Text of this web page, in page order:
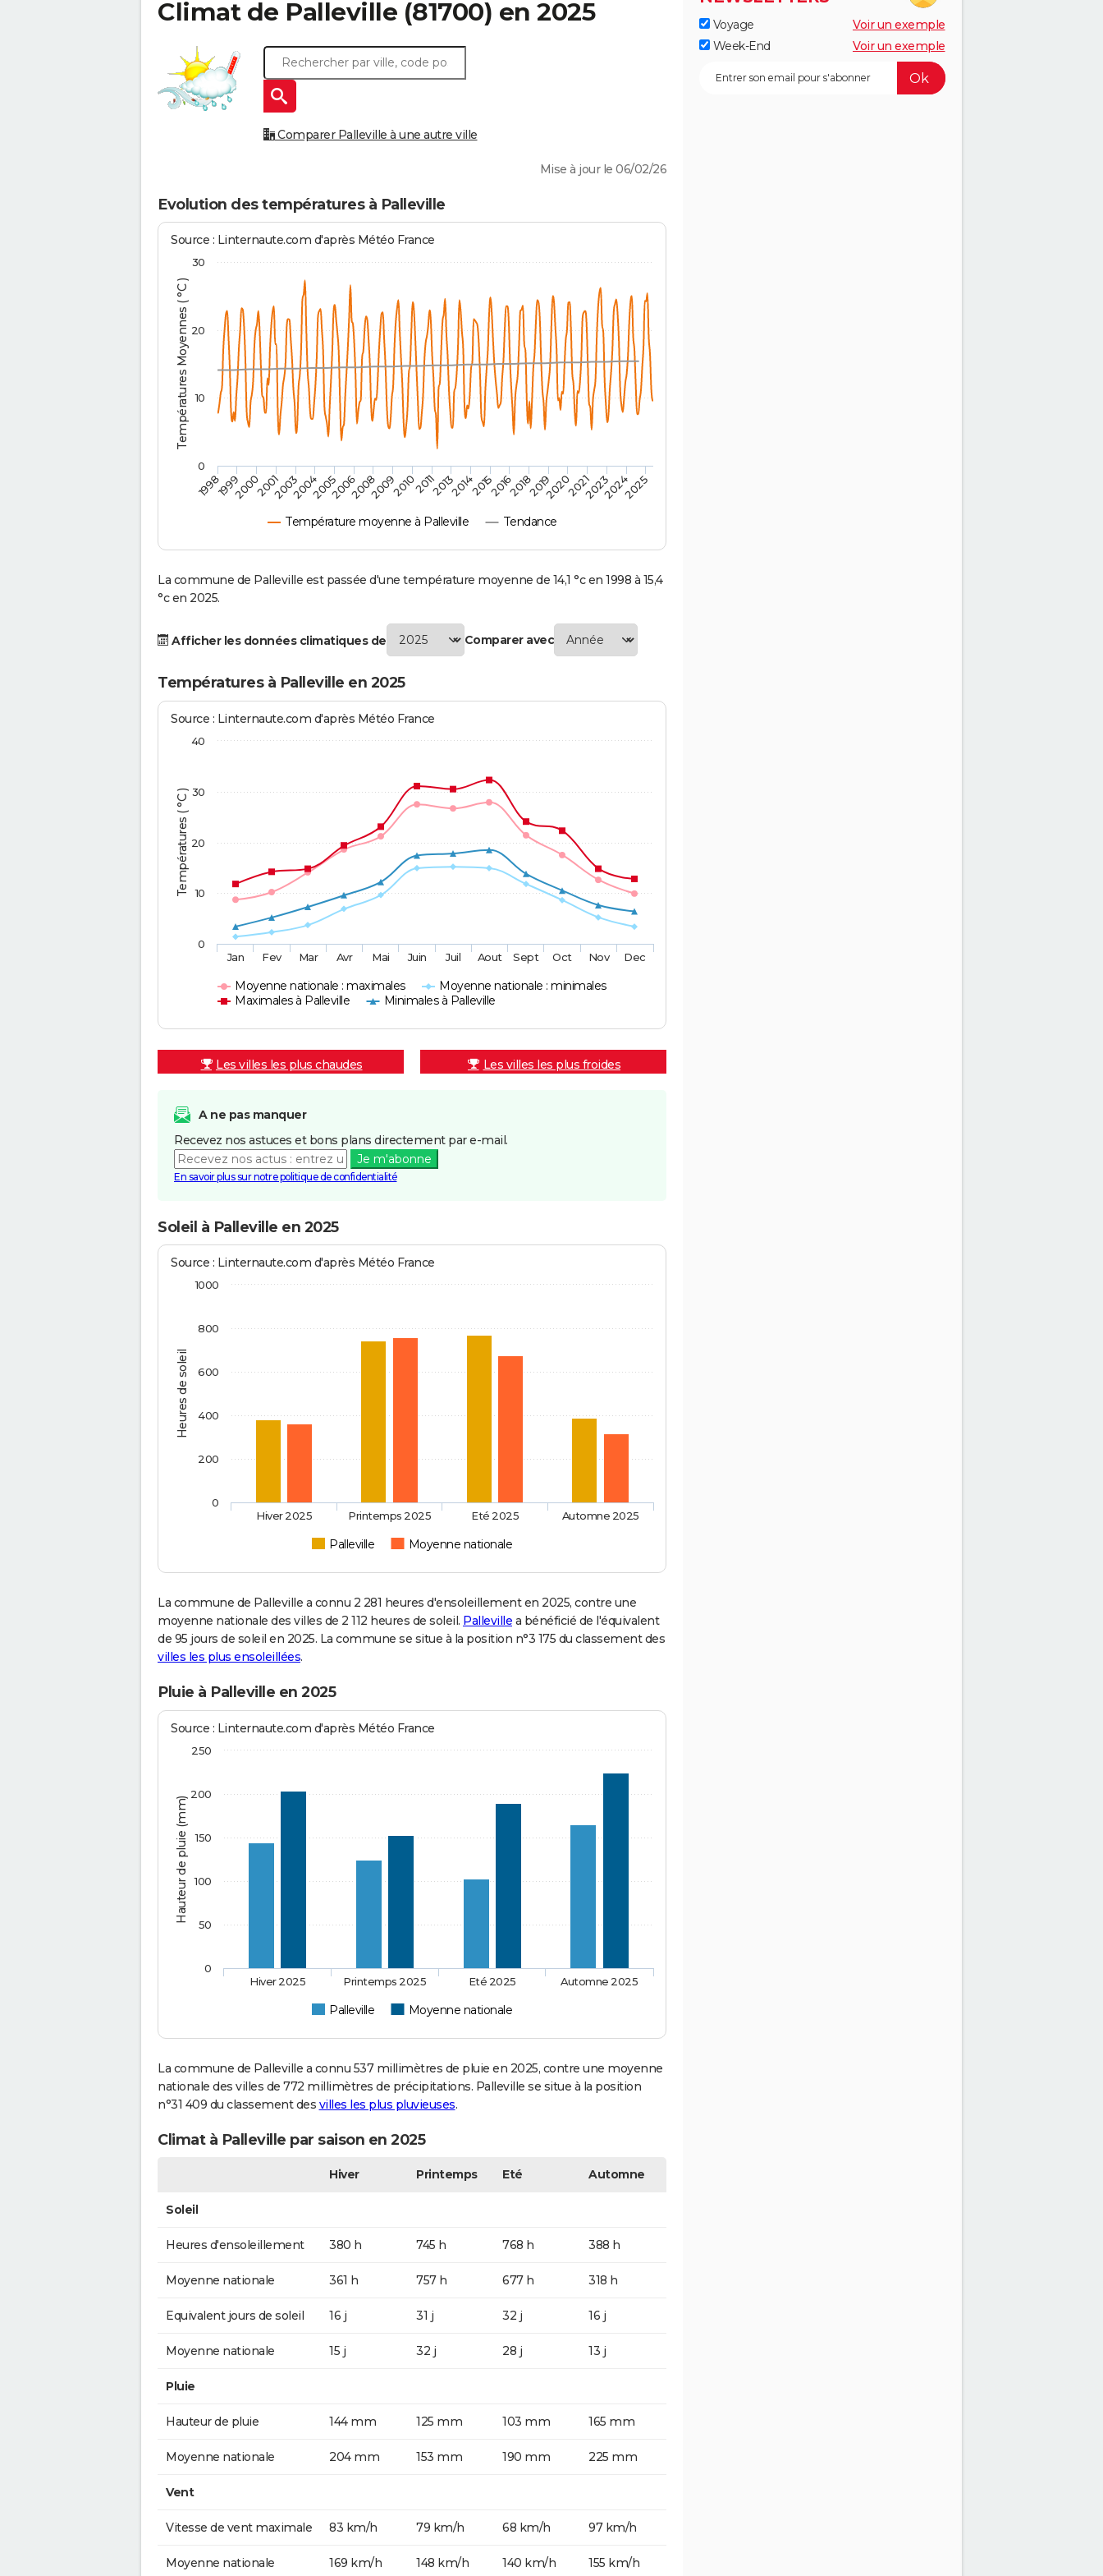
Climat de Palleville (81700) en 2025
Comparer Palleville à une autre ville
Mise à jour le 06/02/26
Evolution des températures à Palleville
Températures Moyennes ( °C )
Source : Linternaute.com d'après Météo France
Température moyenne à Palleville Tendance
1998 2014
199920002001200320042005200620082009201020112013 201520162018201920202021202320242025
0
10
20
30
La commune de Palleville est passée d'une température moyenne de 14,1 °c en 1998 à 15,4
°c en 2025.
Afficher les données climatiques de Comparer avec
Températures à Palleville en 2025
Températures ( °C )
Source : Linternaute.com d'après Météo France
Moyenne nationale : maximales
Moyenne nationale : minimales
Maximales à Palleville
Minimales à Palleville
Jan Fev Mar Avr Mai Juin Juil Aout Sept Oct Nov Dec
0
10
20
30
40
Les villes les plus chaudes Les villes les plus froides
A ne pas manquer
Recevez nos astuces et bons plans directement par e-mail.
Je m'abonne
En savoir plus sur notre politique de confidentialité
Soleil à Palleville en 2025
Heures de soleil
Source : Linternaute.com d'après Météo France
Palleville Moyenne nationale
Hiver 2025 Printemps 2025 Eté 2025 Automne 2025
0
200
400
600
800
1000
La commune de Palleville a connu 2 281 heures d'ensoleillement en 2025, contre une
moyenne nationale des villes de 2 112 heures de soleil. Palleville a bénéficié de l'équivalent
de 95 jours de soleil en 2025. La commune se situe à la position n°3 175 du classement des
villes les plus ensoleillées.
Pluie à Palleville en 2025
Hauteur de pluie (mm)
Source : Linternaute.com d'après Météo France
Palleville Moyenne nationale
Hiver 2025 Printemps 2025 Eté 2025 Automne 2025
0
50
100
150
200
250
La commune de Palleville a connu 537 millimètres de pluie en 2025, contre une moyenne
nationale des villes de 772 millimètres de précipitations. Palleville se situe à la position
n°31 409 du classement des villes les plus pluvieuses.
Climat à Palleville par saison en 2025
Hiver Printemps Eté Automne
Soleil
Heures d'ensoleillement 380 h 745 h 768 h 388 h
Moyenne nationale 361 h 757 h 677 h 318 h
Equivalent jours de soleil 16 j 31 j 32 j 16 j
Moyenne nationale 15 j 32 j 28 j 13 j
Pluie
Hauteur de pluie 144 mm 125 mm 103 mm 165 mm
Moyenne nationale 204 mm 153 mm 190 mm 225 mm
Vent
Vitesse de vent maximale 83 km/h 79 km/h 68 km/h 97 km/h
Moyenne nationale 169 km/h 148 km/h 140 km/h 155 km/h
Voyage
Voir un exemple
Week-End
Voir un exemple